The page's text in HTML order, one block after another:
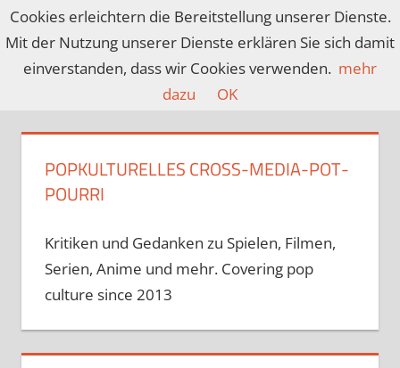
Zum
Inhalt
springen
Ein
Spiele,
Serien,
Anime
mehr…
covering
nerd
since
2013
POPKULTURELLES CROSS-MEDIA-POT­
POUR­RI
Kritiken und Gedanken zu Spielen, Filmen,
Serien, Anime und mehr. Covering pop
culture since 2013
Cookies erleichtern die Bereitstellung unserer Dienste.
Mit der Nutzung unserer Dienste erklären Sie sich damit
einverstanden, dass wir Cookies verwenden. mehr
dazu
OK